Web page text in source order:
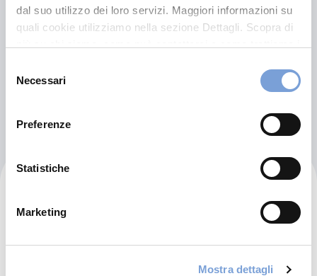
dal suo utilizzo dei loro servizi. Maggiori informazioni su
quali cookie utilizziamo nella sezione Dettagli. Scopra di
può trovare nel footer del sito nella sezione "Informativa
delNecessari
Preferenze
Statistiche
Marketing
Mostra dettagli
Via Carrozzieri 1
5014 Castel Viscardo (TR)
Indicazioni
Visita il sito
S.r.l.